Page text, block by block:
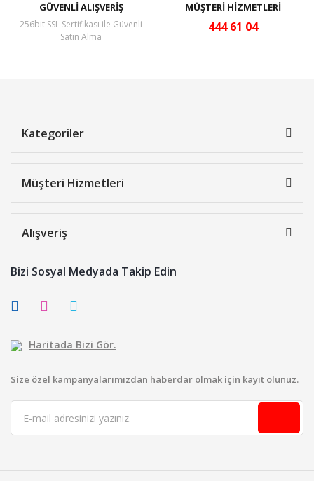
GÜVENLİ ALIŞVERİŞ
256bit SSL Sertifikası ile Güvenli
Satın Alma
MÜŞTERİ HİZMETLERİ
444 61 04
Kategoriler
Müşteri Hizmetleri
Alışveriş
Bizi Sosyal Medyada Takip Edin
Haritada Bizi Gör.
Size özel kampanyalarımızdan haberdar olmak için kayıt olunuz.